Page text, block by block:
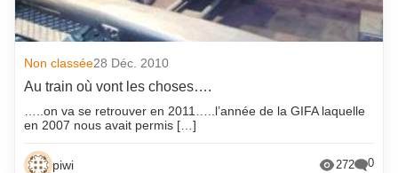
novembre 2018
octobre 2018
décembre 2010
Non classée28 Déc. 2010
Au train où vont les choses….
…..on va se retrouver en 2011…..l’année de la GIFA laquelle
en 2007 nous avait permis […]
piwi 272 0